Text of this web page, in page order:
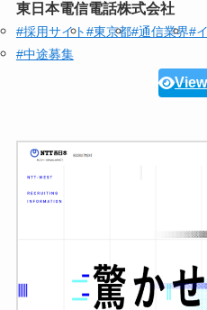
東日本電信電話株式会社
#採用サイト#東京都#通信業界#
#中途募集